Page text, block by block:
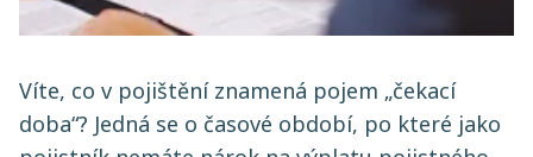
Víte, co v pojištění znamená pojem „čekací
doba“? Jedná se o časové období, po které jako